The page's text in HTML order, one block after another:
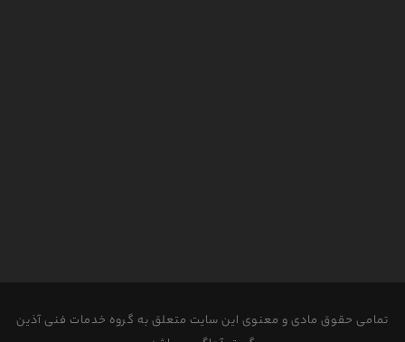
تمامی حقوق مادی و معنوی این سایت متعلق به گروه خدمات فنی آذین